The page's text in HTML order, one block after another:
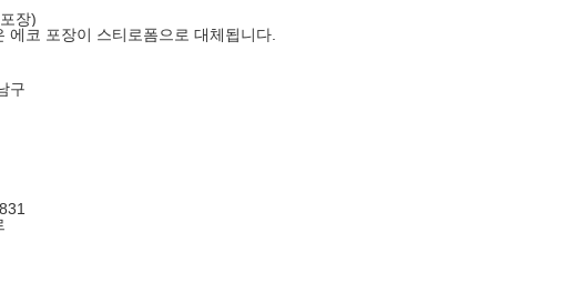
장)
에코 포장이 스티로폼으로 대체됩니다.
구